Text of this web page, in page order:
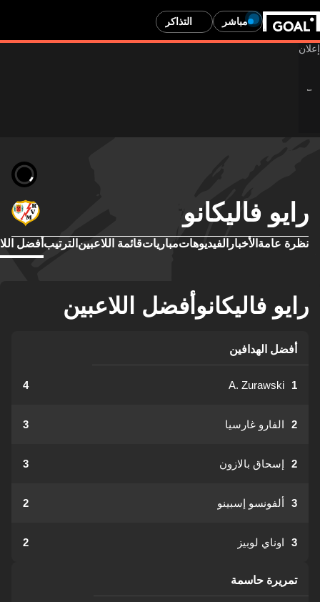
مباشر التذاكر
رايو فاليكانو
نظرة عامة الأخبار الفيديوهاتمبارياتقائمة اللاعبين الترتيب أفضل
رايو فاليكانوأفضل اللاعبين
أفضل الهدافين
1
A. Zurawski
4
2 الفارو غارسيا 3
2 إسحاق بالازون 3
3 ألفونسو إسبينو 2
3 اوناي لوبيز 2
تمريرة حاسمة